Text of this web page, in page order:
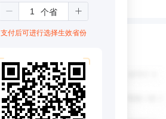
支付后可进行选择生效省份